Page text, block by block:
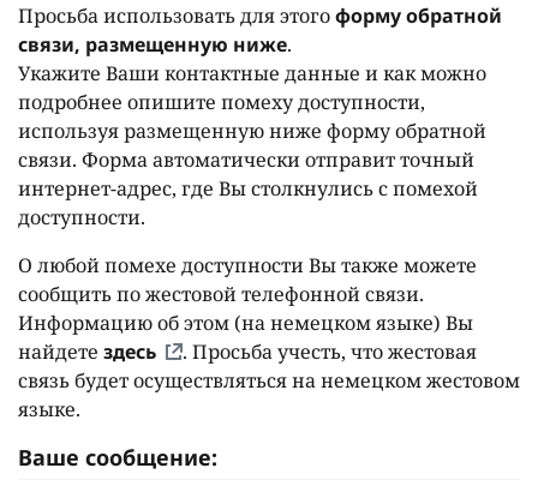
Просьба использовать для этогоформу обратной
связи, размещенную ниже.
Укажите Ваши контактные данные и как можно
подробнее опишите помеху доступности,
используя размещенную ниже форму обратной
связи. Форма автоматически отправит точный
интернет-адрес, где Вы столкнулись с помехой
доступности.
О любой помехе доступности Вы также можете
сообщить по жестовой телефонной связи.
Информацию об этом (на немецком языке) Вы
найдете здесь
. Просьба учесть, что жестовая
связь будет осуществляться на немецком жестовом
языке.
Ваше сообщение: